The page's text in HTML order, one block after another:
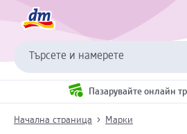
Търсете и намерете
Пазарувайте онлайн
Начална страница Марки